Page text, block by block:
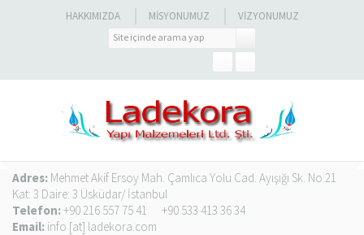
HAKKIMIZDA MISYONUMUZ VIZYONUMUZ
Adres: Mehmet Akif Ersoy Mah. Çamlıca Yolu Cad. Ayışığı Sk. No:21
Kat: 3 Daire: 3 Üsküdar/ İstanbul
Telefon: +90 216 557 75 41
+90 533 413 36 34
Email: info [at] ladekora.com